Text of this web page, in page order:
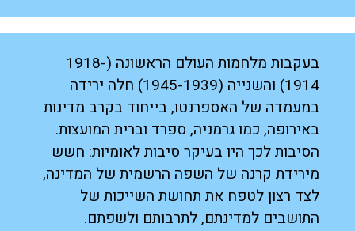
בעקבות מלחמות העולם הראשונה (1918-
1914) והשנייה (1945-1939) חלה ירידה
במעמדה של האספרנטו, בייחוד בקרב מדינות
באירופה, כמו גרמניה, ספרד וברית המועצות.
הסיבות לכך היו בעיקר סיבות לאומיות: חשש
מירידת קרנה של השפה הרשמית של המדינה,
לצד רצון לטפח את תחושת השייכות של
התושבים למדינתם, לתרבותם ולשפתם.